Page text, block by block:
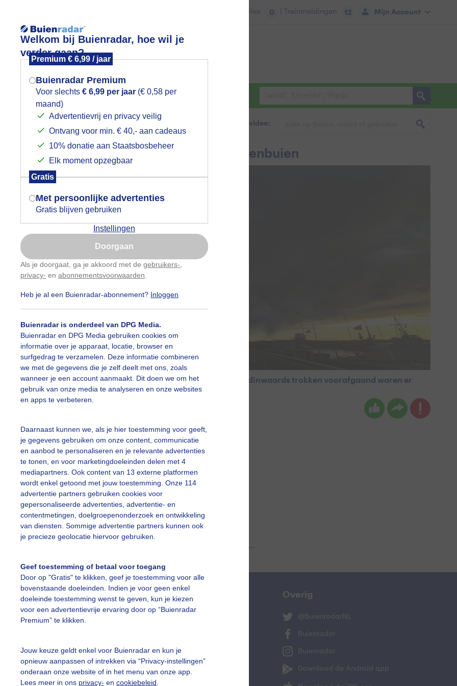
Welkom bij Buienradar, hoe wil je
verder gaan?
Premium € 6,99 / jaar
Buienradar Premium
Voor slechts € 6,99 per jaar (€ 0,58 per
maand)
Advertentievrij en privacy veilig
Ontvang voor min. € 40,- aan cadeaus
10% donatie aan Staatsbosbeheer
Elk moment opzegbaar
Gratis
Met persoonlijke advertenties
Gratis blijven gebruiken
Instellingen
Doorgaan
Als je doorgaat, ga je akkoord met de gebruikers-
privacy- en abonnementsvoorwaarden
Heb je al een Buienradar-abonnement? Inloggen
Buienradar is onderdeel van DPG Media.
Buienradar en DPG Media gebruiken cookies om
informatie over je apparaat, locatie, browser en
surfgedrag te verzamelen. Deze informatie combineren
we met de gegevens die je zelf deelt met ons, zoals
wanneer je een account aanmaakt. Dit doen we om het
gebruik van onze media te analyseren en onze websites
en apps te verbeteren.
Daarnaast kunnen we, als je hier toestemming voor geeft,
je gegevens gebruiken om onze content, communicatie
en aanbod te personaliseren en je relevante advertenties
te tonen, en voor marketingdoeleinden delen met 4
mediapartners. Ook content van 13 externe platformen
wordt enkel getoond met jouw toestemming. Onze 114
advertentie partners gebruiken cookies voor
gepersonaliseerde advertenties, advertentie- en
contentmetingen, doelgroepenonderzoek en ontwikkeling
van diensten. Sommige advertentie partners kunnen ook
je precieze geolocatie hiervoor gebruiken.
Geef toestemming of betaal voor toegang
Door op "Gratis" te klikken, geef je toestemming voor alle
bovenstaande doeleinden. Indien je voor geen enkel
doeleinde toestemming wenst te geven, kun je kiezen
voor een advertentievrije ervaring door op “Buienradar
Premium” te klikken.
Jouw keuze geldt enkel voor Buienradar en kun je
opnieuw aanpassen of intrekken via “Privacy-instellingen”
onderaan onze website of in het menu van onze app.
Lees meer in ons privacy- en cookiebeleid
Mijn Account
Files 0 | Treinmeldingen 12
Foto en video Weerzine
Zoeken in foto & video:
verschijnen voor de hevige regenbuien
van de ochtend trokken er hevige buien over die vanaf zee landinwaards trokken voorafgaand waren er
mammatus wolken te zien.
Regen Wolken
slideshow
vragen
Mijn weer Overig
@BuienradarNL
Buienradar
Buienradar
Download de Android app
Mogen we je locatie gebruiken voor
het weer?
Indien je hier nog geen akkoord op hebt
gegeven, verschijnt er zo een pop-up uit
je browser waarin deze toestemming
gevraagd wordt.
Is goed, toon de popup
Nu niet, misschien later
Gebruik je Safari en wil je niet elke dag deze pop-up
Klikhierom dit aan te passen